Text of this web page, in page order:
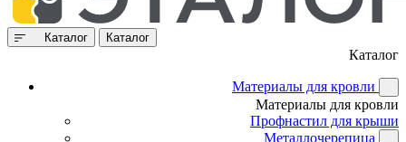
Каталог Каталог
Каталог
Материалы для кровли
Материалы для кровли
Профнастил для крыши
Металлочерепица